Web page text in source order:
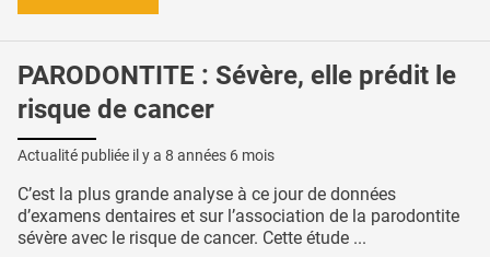
PARODONTITE : Sévère, elle prédit le
risque de cancer
Actualité publiée il y a 8 années 6 mois
C’est la plus grande analyse à ce jour de données
d’examens dentaires et sur l’association de la parodontite
sévère avec le risque de cancer. Cette étude ...